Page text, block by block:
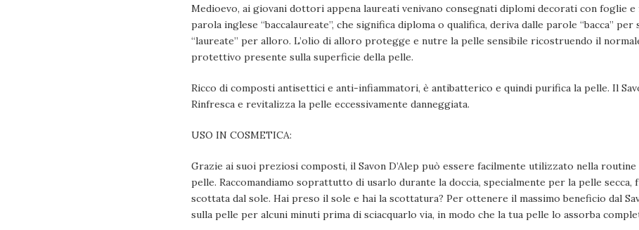
Medioevo, ai giovani dottori appena laureati venivano consegnati diplomi decorati con foglie
parola inglese “baccalaureate”, che significa diploma o qualifica, deriva dalle parole “bacca” per
“laureate” per alloro. L’olio di alloro protegge e nutre la pelle sensibile ricostruendo il
protettivo presente sulla superficie della pelle.
Ricco di composti antisettici e anti-infiammatori, è antibatterico e quindi purifica la pelle. Il
Rinfresca e revitalizza la pelle eccessivamente danneggiata.
USO IN COSMETICA:
Grazie ai suoi preziosi composti, il Savon D’Alep può essere facilmente utilizzato nella
pelle. Raccomandiamo soprattutto di usarlo durante la doccia, specialmente per la pelle
scottata dal sole. Hai preso il sole e hai la scottatura? Per ottenere il massimo beneficio dal
sulla pelle per alcuni minuti prima di sciacquarlo via, in modo che la tua pelle lo assorba